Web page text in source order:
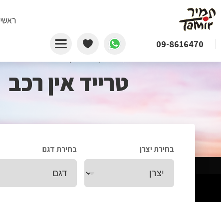
ראשי
09-8616470
טרייד אין רכב
בחירת יצרן בחירת דגם